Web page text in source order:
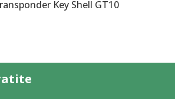
Key Shell GT10